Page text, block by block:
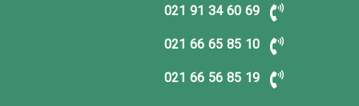
69 60 34 91 021
10 85 65 66 021
19 85 56 66 021